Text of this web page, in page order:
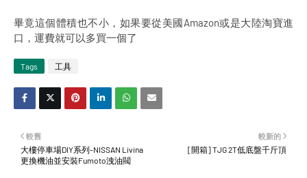
畢竟這個體積也不小，如果要從美國Amazon或是大陸淘寶進
口，運費就可以多買一個了
Tags 工具
較新的
[開箱] TJG 2T低底盤千斤頂
較舊
大樓停車場DIY系列-NISSAN Livina
更換機油並安裝Fumoto洩油閥